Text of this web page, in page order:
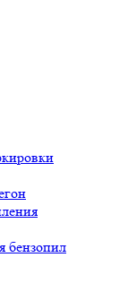
бензопил